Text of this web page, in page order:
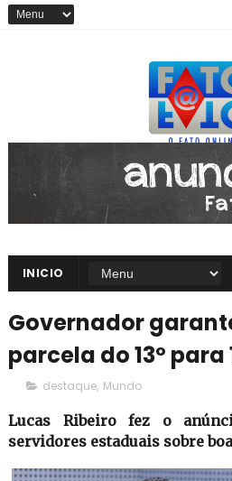
INICIO
Governador
parcela do 13º para
destaque, Mundo
Lucas Ribeiro fez o
servidores estaduais sobre